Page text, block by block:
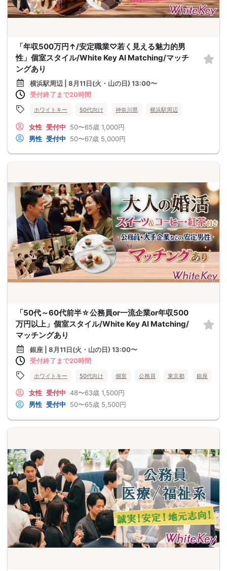
「年収500万円↑/安定職業♡若く見える魅力的男
性」個室スタイル/White Key AI Matching/マッチ
ングあり
横浜駅周辺 | 8月11日(火・山の日) 13:00〜
受付終了まで20時間
ホワイトキー 50代向け 神奈川県 横浜駅周辺
女性 受付中 50〜65歳 1,000円
男性 受付中 50〜67歳 5,000円
「50代～60代前半☆公務員or一流企業or年収500
万円以上」個室スタイル/White Key AI Matching/
マッチングあり
銀座 | 8月11日(火・山の日) 13:00〜
受付終了まで20時間
ホワイトキー 50代向け 個室 公務員 東京都 銀座
女性 受付中 48〜63歳 1,500円
男性 受付中 50〜65歳 5,500円